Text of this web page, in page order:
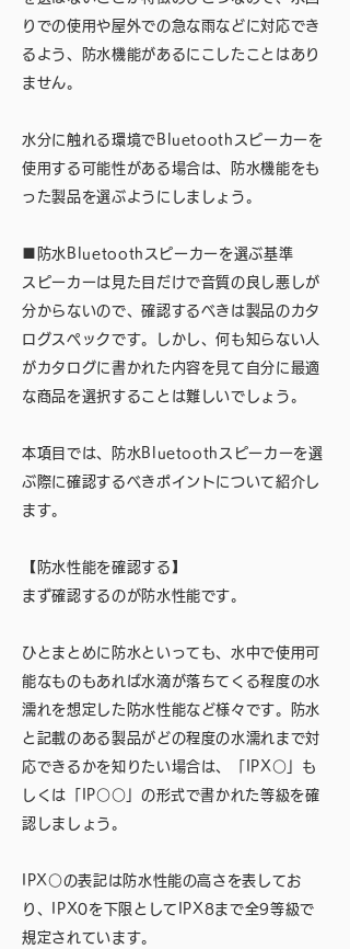
りでの使用や屋外での急な雨などに対応でき
るよう、防水機能があるにこしたことはあり
ません。
水分に触れる環境でBluetoothスピーカーを
使用する可能性がある場合は、防水機能をも
った製品を選ぶようにしましょう。
■防水Bluetoothスピーカーを選ぶ基準
スピーカーは見た目だけで音質の良し悪しが
分からないので、確認するべきは製品のカタ
ログスペックです。しかし、何も知らない人
がカタログに書かれた内容を見て自分に最適
な商品を選択することは難しいでしょう。
本項目では、防水Bluetoothスピーカーを選
ぶ際に確認するべきポイントについて紹介し
ます。
【防水性能を確認する】
まず確認するのが防水性能です。
ひとまとめに防水といっても、水中で使用可
能なものもあれば水滴が落ちてくる程度の水
濡れを想定した防水性能など様々です。防水
と記載のある製品がどの程度の水濡れまで対
応できるかを知りたい場合は、「IPX○」も
しくは「IP○○」の形式で書かれた等級を確
認しましょう。
IPX○の表記は防水性能の高さを表してお
り、IPX0を下限としてIPX8まで全9等級で
規定されています。